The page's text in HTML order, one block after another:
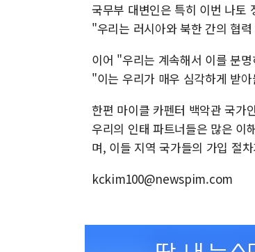
국무부 대변인은 특히 이번 나토
"우리는 러시아와 북한 간의 협
이어 "우리는 계속해서 이를 분
"이는 우리가 매우 심각하게 받
한편 마이클 카펜터 백악관 국가
우리의 인태 파트너들은 많은 이
며, 이들 지역 국가들의 가입 절
kckim100@newspim.com